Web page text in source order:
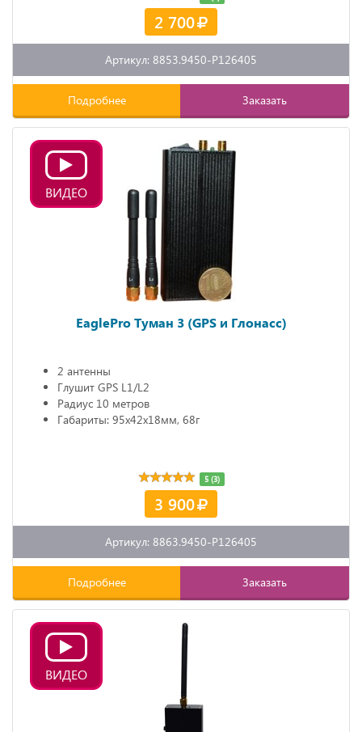
2 700
Артикул: 8853.9450-P126405
Подробнее Заказать
ВИДЕО
EaglePro Туман 3 (GPS и Глонасс)
2 антенны
Глушит GPS L1/L2
Радиус 10 метров
Габариты: 95х42х18мм, 68г
5 (3)
3 900
Артикул: 8863.9450-P126405
Подробнее Заказать
ВИДЕО